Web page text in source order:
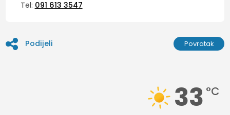
Tel: 091 613 3547
Podijeli Povratak
33 °C